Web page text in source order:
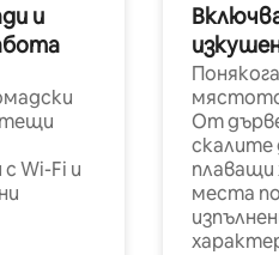
и
Wi-Fi и
От
скалите
места